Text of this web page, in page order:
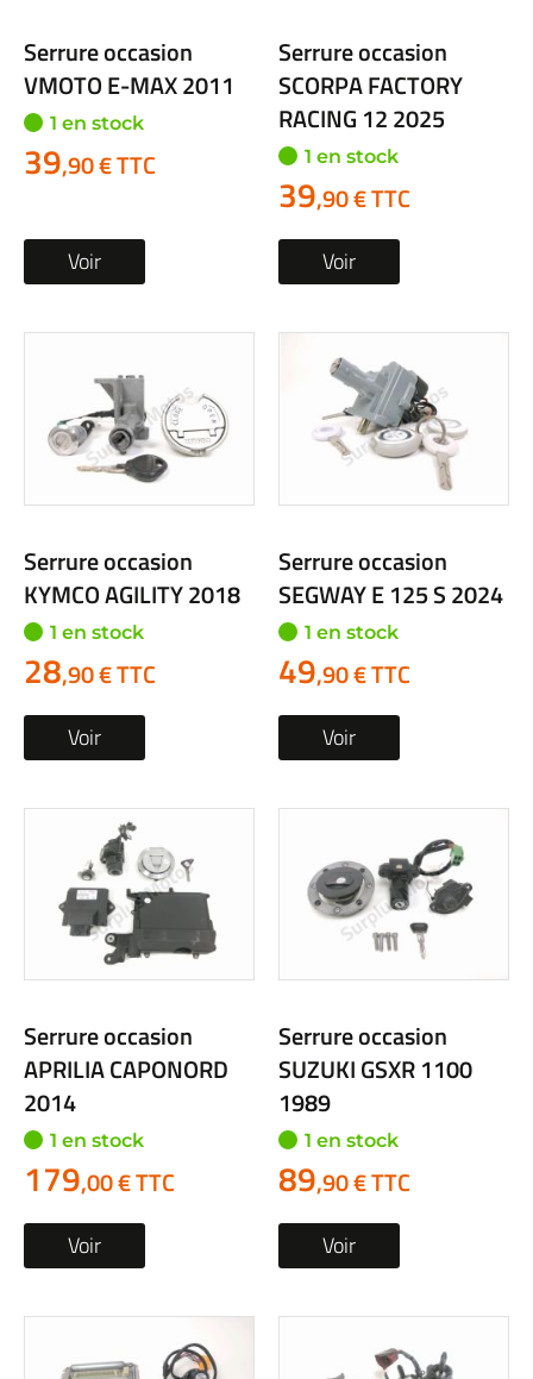
Serrure occasion
VMOTO E-MAX 2011
1 en stock
39,90 € TTC
Voir
Serrure occasion
SCORPA FACTORY
RACING 12 2025
1 en stock
39,90 € TTC
Voir
Serrure occasion
KYMCO AGILITY 2018
1 en stock
28,90 € TTC
Voir
Serrure occasion
SEGWAY E 125 S 2024
1 en stock
49,90 € TTC
Voir
Serrure occasion
APRILIA CAPONORD
2014
1 en stock
179,00 € TTC
Voir
Serrure occasion
SUZUKI GSXR 1100
1989
1 en stock
89,90 € TTC
Voir